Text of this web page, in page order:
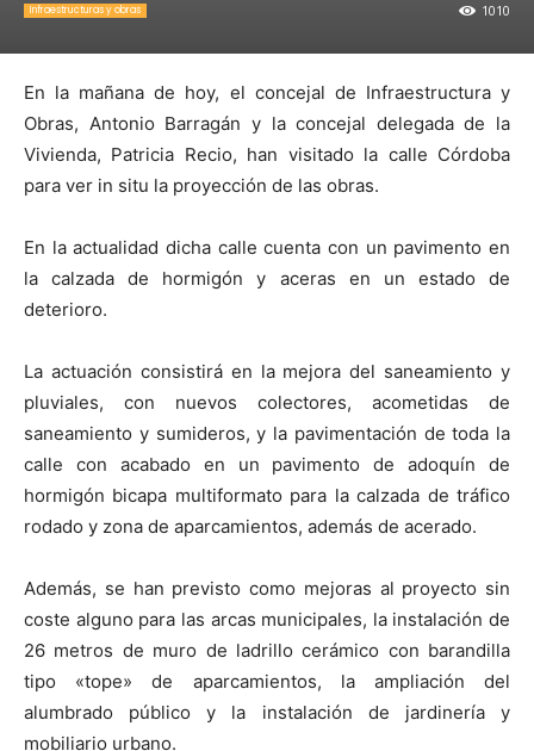
1010
Infraestructuras y obras
En la mañana de hoy, el concejal de Infraestructura y
Obras, Antonio Barragán y la concejal delegada de la
Vivienda, Patricia Recio, han visitado la calle Córdoba
para ver in situ la proyección de las obras.
En la actualidad dicha calle cuenta con un pavimento en
la calzada de hormigón y aceras en un estado de
deterioro.
La actuación consistirá en la mejora del saneamiento y
pluviales, con nuevos colectores, acometidas de
saneamiento y sumideros, y la pavimentación de toda la
calle con acabado en un pavimento de adoquín de
hormigón bicapa multiformato para la calzada de tráfico
rodado y zona de aparcamientos, además de acerado.
Además, se han previsto como mejoras al proyecto sin
coste alguno para las arcas municipales, la instalación de
26 metros de muro de ladrillo cerámico con barandilla
tipo «tope» de aparcamientos, la ampliación del
alumbrado público y la instalación de jardinería y
mobiliario urbano.